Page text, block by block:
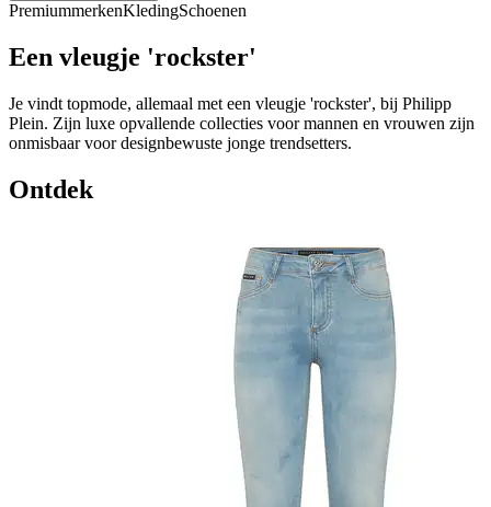
PremiummerkenKledingSchoenen
Een vleugje 'rockster'
Je vindt topmode, allemaal met een vleugje 'rockster', bij Philipp
Plein. Zijn luxe opvallende collecties voor mannen en vrouwen zijn
onmisbaar voor designbewuste jonge trendsetters.
Ontdek